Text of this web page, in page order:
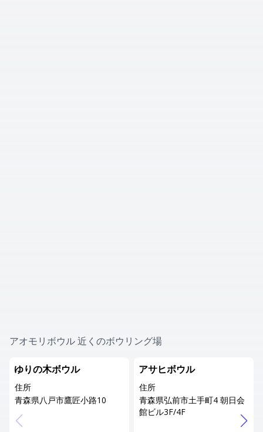
アオモリボウル 近くのボウリング場
ゆりの木ボウル
住所
青森県八戸市鷹匠小路10
アサヒボウル
住所
青森県弘前市土手町4 朝日会
館ビル3F/4F